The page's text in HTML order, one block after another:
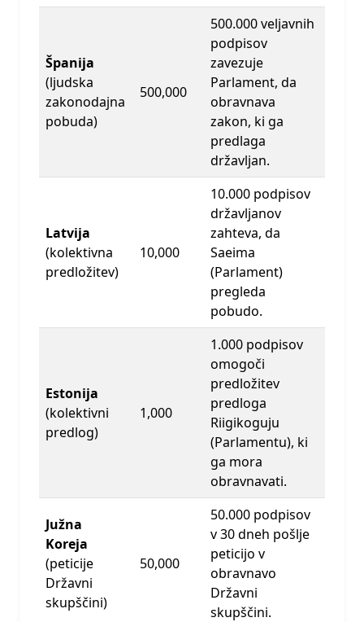
Španija
(ljudska
zakonodajna
pobuda)
500,000
500.000 veljavnih
podpisov
zavezuje
Parlament, da
obravnava
zakon, ki ga
predlaga
državljan.
Latvija
(kolektivna
predložitev)
10,000
10.000 podpisov
državljanov
zahteva, da
Saeima
(Parlament)
pregleda
pobudo.
Estonija
(kolektivni
predlog)
1,000
1.000 podpisov
omogoči
predložitev
predloga
Riigikoguju
(Parlamentu), ki
ga mora
obravnavati.
Južna
Koreja
(peticije
Državni
skupščini)
50,000
50.000 podpisov
v 30 dneh pošlje
peticijo v
obravnavo
Državni
skupščini.